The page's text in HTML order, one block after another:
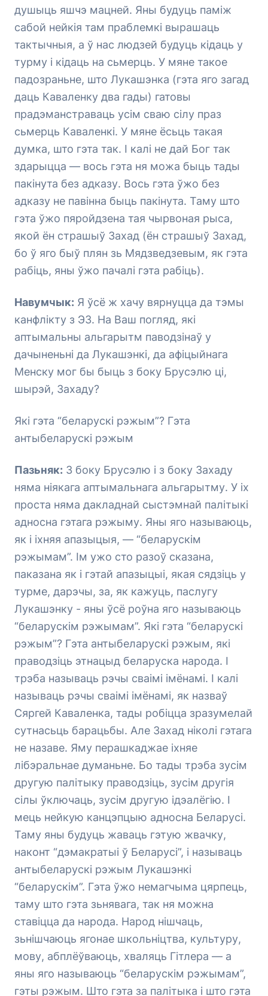
душыць яшчэ мацней. Яны будуць паміж
сабой нейкія там праблемкі вырашаць
тактычныя, а ў нас людзей будуць кідаць у
турму і кідаць на сьмерць. У мяне такое
падозраньне, што Лукашэнка (гэта яго загад
даць Каваленку два гады) гатовы
прадэманстраваць усім сваю сілу праз
сьмерць Каваленкі. У мяне ёсьць такая
думка, што гэта так. І калі не дай Бог так
здарыцца — вось гэта ня можа быць тады
пакінута без адказу. Вось гэта ўжо без
адказу не павінна быць пакінута. Таму што
гэта ўжо пяройдзена тая чырвоная рыса,
якой ён страшыў Захад (ён страшыў Захад,
бо ў яго быў плян зь Мядзведзевым, як гэта
рабіць, яны ўжо пачалі гэта рабіць).
Навумчык: Я ўсё ж хачу вярнуцца да тэмы
канфлікту з ЭЗ. На Ваш погляд, які
аптымальны альгарытм паводзінаў у
дачыненьні да Лукашэнкі, да афіцыйнага
Менску мог бы быць з боку Брусэлю ці,
шырэй, Захаду?
Які гэта “беларускі рэжым”? Гэта
антыбеларускі рэжым
Пазьняк: З боку Брусэлю і з боку Захаду
няма ніякага аптымальнага альгарытму. У іх
проста няма дакладнай сыстэмнай палітыкі
адносна гэтага рэжыму. Яны яго называюць,
як і іхняя апазыцыя, — “беларускім
рэжымам”. Ім ужо сто разоў сказана,
паказана як і гэтай апазыцыі, якая сядзіць у
турме, дарэчы, за, як кажуць, паслугу
Лукашэнку - яны ўсё роўна яго называюць
“беларускім рэжымам”. Які гэта “беларускі
рэжым”? Гэта антыбеларускі рэжым, які
праводзіць этнацыд беларуска народа. І
трэба называць рэчы сваімі імёнамі. І калі
называць рэчы сваімі імёнамі, як назваў
Сяргей Каваленка, тады робіцца зразумелай
сутнасьць барацьбы. Але Захад ніколі гэтага
не назаве. Яму перашкаджае іхняе
лібэральнае думаньне. Бо тады трэба зусім
другую палітыку праводзіць, зусім другія
сілы ўключаць, зусім другую ідэалёгію. І
мець нейкую канцэпцыю адносна Беларусі.
Таму яны будуць жаваць гэтую жвачку,
наконт “дэмакратыі ў Беларусі”, і называць
антыбеларускі рэжым Лукашэнкі
“беларускім”. Гэта ўжо немагчыма цярпець,
таму што гэта зьнявага, так ня можна
ставіцца да народа. Народ нішчаць,
зьнішчаюць ягонае школьніцтва, культуру,
мову, абплёўваюць, хваляць Гітлера — а
яны яго называюць “беларускім рэжымам”,
гэты рэжым. Што гэта за палітыка і што гэта